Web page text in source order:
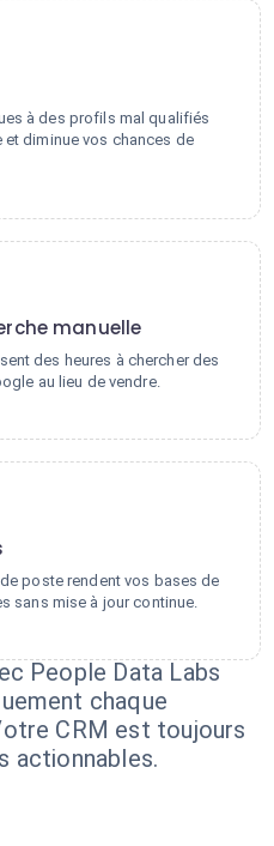
à des profils mal qualifiés
diminue vos chances de
manuelle
des heures à chercher des
au lieu de vendre.
poste rendent vos bases de
sans mise à jour continue.
People Data Labs
chaque
CRM est toujours
actionnables.